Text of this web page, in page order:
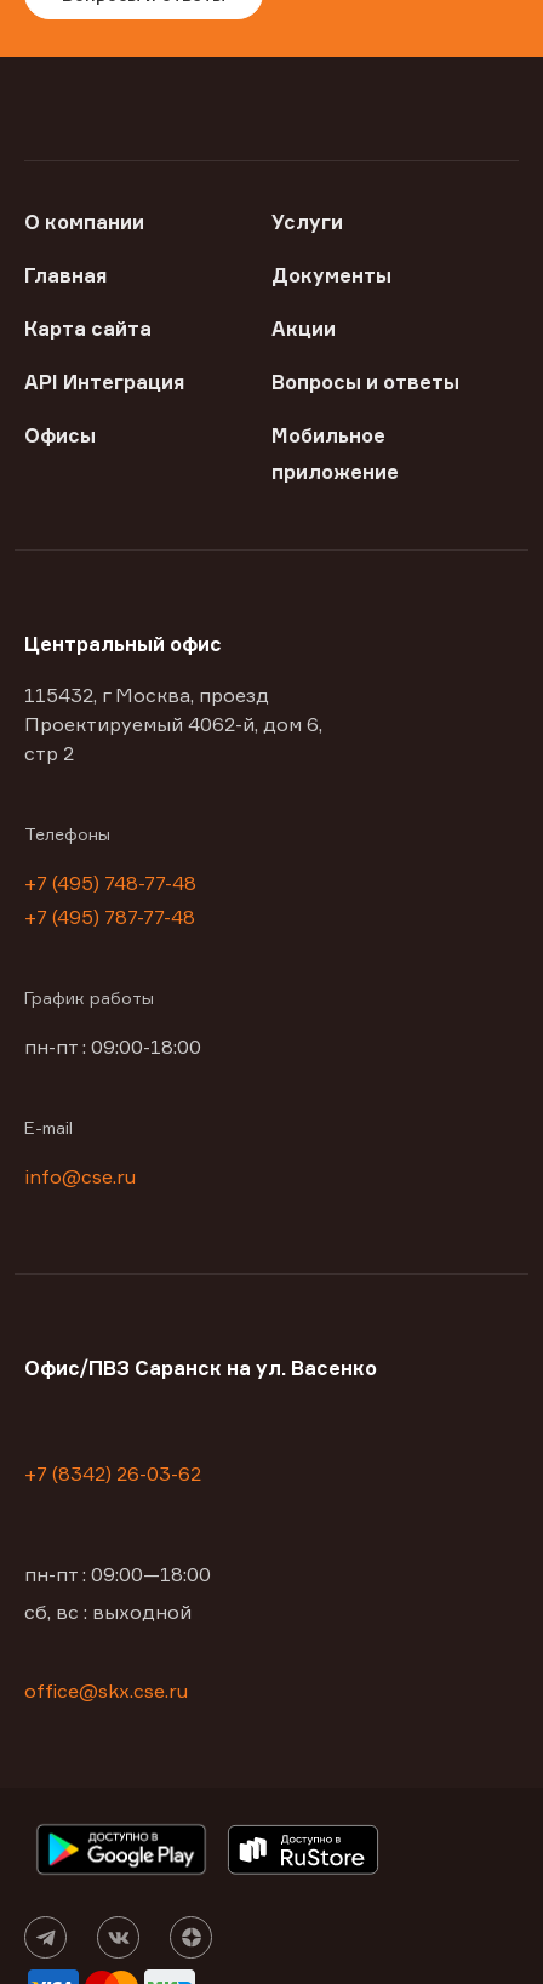
О компании Услуги
Главная Документы
Карта сайта Акции
API Интеграция Вопросы и ответы
Офисы
Мобильное
приложение
Центральный офис
115432, г Москва, проезд
Проектируемый 4062-й, дом 6,
стр 2
Телефоны
+7 (495) 748-77-48
+7 (495) 787-77-48
График работы
пн-пт : 09:00-18:00
E-mail
info@cse.ru
Офис/ПВЗ Саранск на ул. Васенко
+7 (8342) 26-03-62
пн-пт : 09:00—18:00
сб, вс : выходной
office@skx.cse.ru